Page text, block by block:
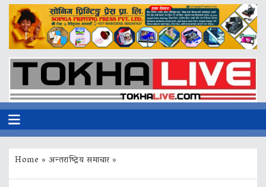
Home »अन्तराष्ट्रिय समाचार»